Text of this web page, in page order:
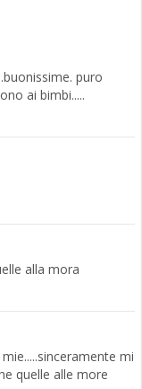
puro
ai bimbi.....
alla mora
mi
quelle alle more